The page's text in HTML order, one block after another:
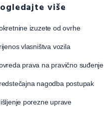
više
izuzete od ovrhe
vlasništva vozila
prava na pravično suđenje
nagodba postupak
porezne uprave